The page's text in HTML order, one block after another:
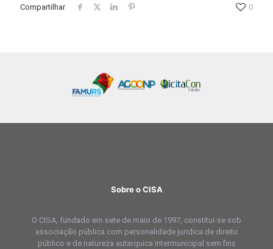
Compartilhar 0
Sobre o CISA
O CISA, fundado em sete de maio de 1997, constitui-se sob
associação pública com personalidade juridica de direito
público e de natureza autarquica intermunicipal sem fins